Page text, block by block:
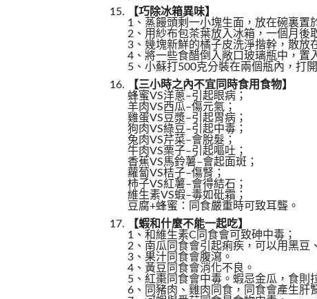
【巧除冰箱異味】
1、蒸饅頭剩一小塊生面，放在碗裏置
2、用紗布包茶葉放入冰箱，一個月後
3、幾塊新鮮的橘子皮洗淨揩幹，散放
4、將一些食醋倒入敞口玻璃瓶中，置
5、小蘇打500克分裝在兩個瓶內，打
【三小時之內不宜同時食用食物】
蜂蜜VS洋蔥–引起眼病；
羊肉VS西瓜–傷元氣；
雞蛋VS豆漿–引起胃病；
狗肉VS綠豆–引起中毒；
兔肉VS芹菜–會脫髮；
牛肉VS栗子–引起嘔吐；
香蕉VS馬鈴薯–會起面斑；
蘿蔔VS桔子–傷腎；
柿子VS紅薯–會得結石；
維生素VS蝦–毒如砒霜；
豆腐+蜂蜜：同食嚴重時可致耳聾。
【蝦和什麼不能一起吃】
1、和維生素C同食會可致砷中毒；
2、南瓜同食會引起痢疾，可以用黑豆
3、果汁同食會腹瀉。
4、黃豆同食會消化不良。
5、紅棗同食會中毒。蝦忌金瓜，食則
6、同豬肉、雞肉同食，同食會產生肝